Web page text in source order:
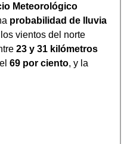
Meteorológico
probabilidad de lluvia
vientos del norte
23 y 31 kilómetros
69 por ciento, y la